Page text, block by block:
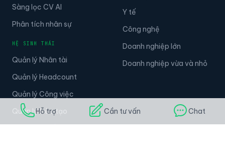
Sàng lọc CV AI
Phân tích nhân sự
HỆ SINH THÁI
Quản lý Nhân tài
Quản lý Headcount
Quản lý Công việc
Quản lý Đào tạo
Y tế
Công nghệ
Doanh nghiệp lớn
Doanh nghiệp vừa và nhỏ
Hỗ trợ Cần tư vấn Chat